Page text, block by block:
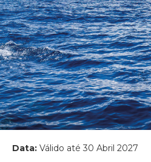
Data: Válido até 30 Abril 2027